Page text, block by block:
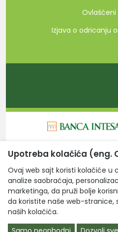
Ovlašćeni
Izjava o odricanju
Laptop Centar d.o.o. ©
Upotreba kolačića (eng.
Ovaj web sajt koristi kolačiće u
analize saobraćaja,
marketinga, da pruži bolje
da koristite naše web-stranice,
naših kolačića.